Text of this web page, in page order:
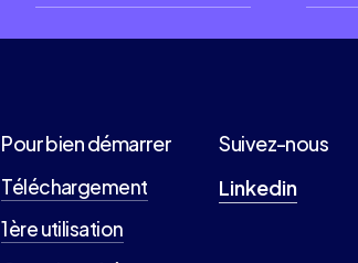
Pour bien démarrer
Téléchargement
1ère utilisation
Suivez-nous
Linkedin